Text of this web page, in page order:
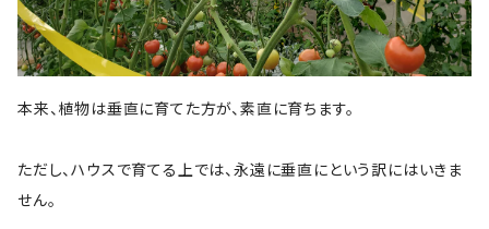
本来、植物は垂直に育てた方が、素直に育ちます。
ただし、ハウスで育てる上では、永遠に垂直にという訳にはいきま
せん。